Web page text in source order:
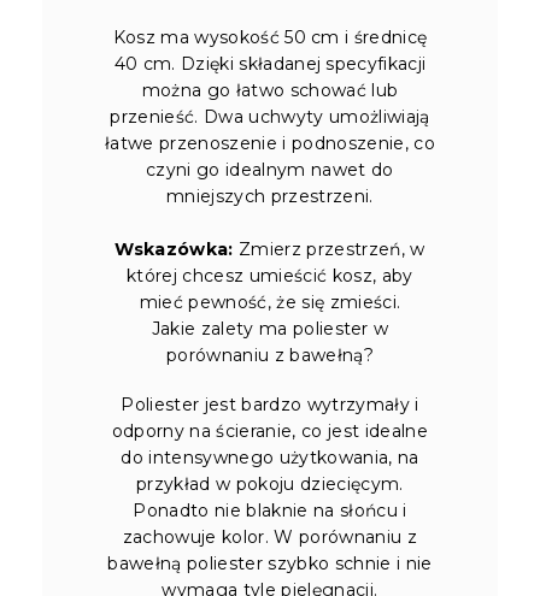
Kosz ma wysokość 50 cm i średnicę
40 cm. Dzięki składanej specyfikacji
można go łatwo schować lub
przenieść. Dwa uchwyty umożliwiają
łatwe przenoszenie i podnoszenie, co
czyni go idealnym nawet do
mniejszych przestrzeni.
Wskazówka: Zmierz przestrzeń, w
której chcesz umieścić kosz, aby
mieć pewność, że się zmieści.
Jakie zalety ma poliester w
porównaniu z bawełną?
Poliester jest bardzo wytrzymały i
odporny na ścieranie, co jest idealne
do intensywnego użytkowania, na
przykład w pokoju dziecięcym.
Ponadto nie blaknie na słońcu i
zachowuje kolor. W porównaniu z
bawełną poliester szybko schnie i nie
wymaga tyle pielęgnacji.